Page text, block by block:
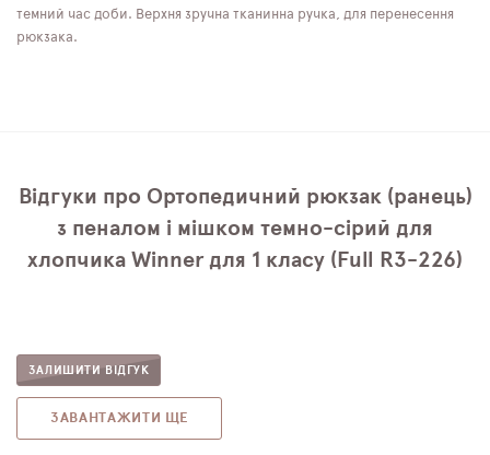
темний час доби. Верхня зручна тканинна ручка, для перенесення
рюкзака.
Відгуки про Ортопедичний рюкзак (ранець)
з пеналом і мішком темно-сірий для
хлопчика Winner для 1 класу (Full R3-226)
ЗАЛИШИТИ ВІДГУК
ЗАВАНТАЖИТИ ЩЕ